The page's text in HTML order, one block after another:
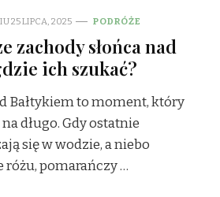
25 LIPCA, 2025 PODRÓŻE
zachody słońca nad
ich szukać?
Bałtykiem to moment, który
długo. Gdy ostatnie
się w wodzie, a niebo
różu, pomarańczy …